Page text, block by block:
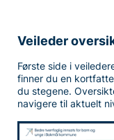
Veileder
Første side i
finner du en
du stegene.
navigere til aktuelt